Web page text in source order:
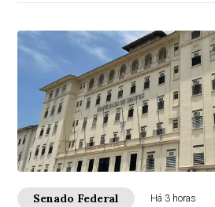
Senado Federal Há 3 horas